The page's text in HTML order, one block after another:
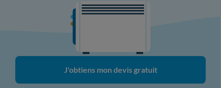
J'obtiens mon devis gratuit